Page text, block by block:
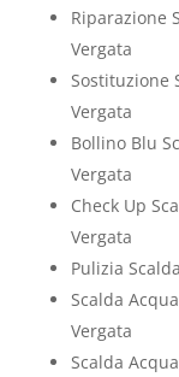
Riparazione
Vergata
Sostituzione
Vergata
Bollino Blu
Vergata
Check Up
Vergata
Pulizia
Scalda
Vergata
Scalda